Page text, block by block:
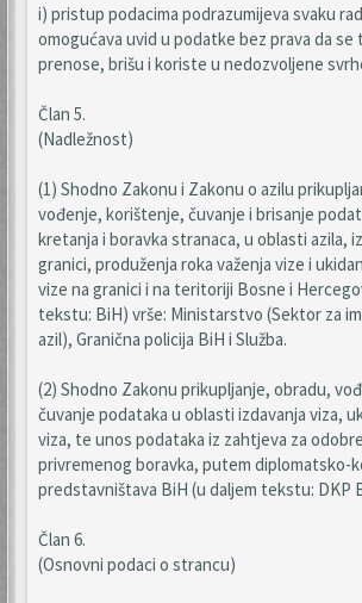
i) pristup podacima podrazumijeva svaku
omogućava uvid u podatke bez prava da se
prenose, brišu i koriste u nedozvoljene
Član 5.
(Nadležnost)
(1) Shodno Zakonu i Zakonu o azilu
vođenje, korištenje, čuvanje i brisanje
kretanja i boravka stranaca, u oblasti azila,
granici, produženja roka važenja vize i
vize na granici i na teritoriji Bosne i
tekstu: BiH) vrše: Ministarstvo (Sektor za
azil), Granična policija BiH i Služba.
(2) Shodno Zakonu prikupljanje, obradu,
čuvanje podataka u oblasti izdavanja viza,
viza, te unos podataka iz zahtjeva za
privremenog boravka, putem diplomatsko-
predstavništava BiH (u daljem tekstu: DKP
Član 6.
(Osnovni podaci o strancu)